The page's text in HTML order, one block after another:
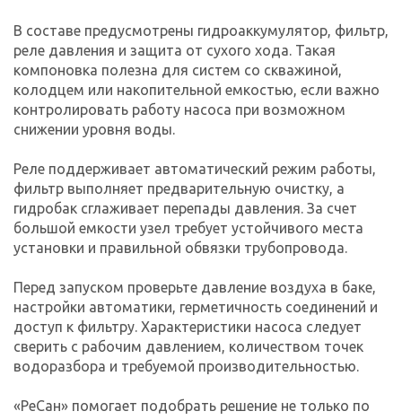
В составе предусмотрены гидроаккумулятор, фильтр,
реле давления и защита от сухого хода. Такая
компоновка полезна для систем со скважиной,
колодцем или накопительной емкостью, если важно
контролировать работу насоса при возможном
снижении уровня воды.
Реле поддерживает автоматический режим работы,
фильтр выполняет предварительную очистку, а
гидробак сглаживает перепады давления. За счет
большой емкости узел требует устойчивого места
установки и правильной обвязки трубопровода.
Перед запуском проверьте давление воздуха в баке,
настройки автоматики, герметичность соединений и
доступ к фильтру. Характеристики насоса следует
сверить с рабочим давлением, количеством точек
водоразбора и требуемой производительностью.
«РеСан» помогает подобрать решение не только по